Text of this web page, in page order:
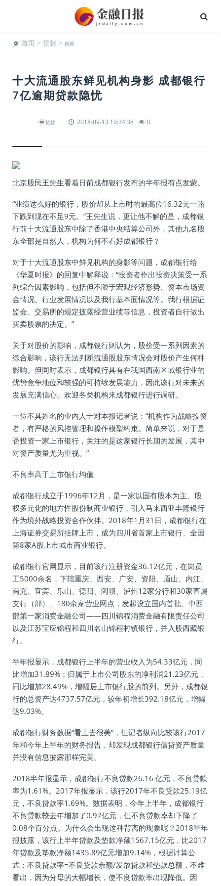
首页 > 贷款 > 内容
十大流通股东鲜见机构身影 成都银行
7亿逾期贷款隐忧
贷款 2018-09-13 10:34:38 0
北京股民王先生看着日前成都银行发布的半年报有点发蒙。
“业绩这么好的银行，股价却从上市时的最高位16.32元一路
下跌到现在不足9元。”王先生说，更让他不解的是，成都银
行前十大流通股东中除了香港中央结算公司外，其他九名股
东全部是自然人，机构为何不看好成都银行？
对于十大流通股东中鲜见机构的身影等问题，成都银行给
《华夏时报》的回复中解释说：“投资者作出投资决策受一系
列综合因素影响，包括但不限于宏观经济形势、资本市场资
金情况、行业发展情况以及我行基本面情况等。我行根据证
监会、交易所的规定披露经营业绩等信息，投资者自行做出
买卖股票的决定。”
关于对股价的影响，成都银行则认为，股价受一系列因素的
综合影响，该行无法判断流通股股东情况会对股价产生何种
影响。但同时表示，成都银行具有在我国西南区域银行业的
优势竞争地位和较强的可持续发展能力，因此该行对未来的
发展充满信心。欢迎各类机构来成都银行进行调研。
一位不具姓名的业内人士对本报记者说：“机构作为战略投资
者，有严格的风控管理和操作模型约束。简单来说，对于是
否投资一家上市银行，关注的是这家银行长期的发展，其中
对资产质量尤为重视。”
不良率高于上市银行均值
成都银行成立于1996年12月，是一家以国有股本为主、股
权多元化的地方性股份制商业银行，引入马来西亚丰隆银行
作为境外战略投资合作伙伴。2018年1月31日，成都银行在
上海证券交易所挂牌上市，成为四川省首家上市银行、全国
第8家A股上市城市商业银行。
成都银行官网显示，目前该行注册资金36.12亿元，在岗员
工5000余名，下辖重庆、西安、广安、资阳、眉山、内江、
南充、宜宾、乐山、德阳、阿坝、泸州12家分行和30家直属
支行（部）、180余家营业网点，发起设立国内首批、中西
部第一家消费金融公司——四川锦程消费金融有限责任公司
以及江苏宝应锦程和四川名山锦程村镇银行，并入股西藏银
行。
半年报显示，成都银行上半年的营业收入为54.33亿元，同
比增加31.89%；归属于上市公司股东的净利润21.23亿元，
同比增加28.49%，增幅居上市银行股的前列。另外，成都银
行的总资产达4737.57亿元，较年初增长392.18亿元，增幅
达9.03%。
成都银行财务数据“看上去很美”，但记者纵向比较该行2017
年和今年上半年的财务报告，却发现成都银行信贷资产质量
并没有信息披露那样完美。
2018半年报显示，成都银行不良贷款26.16 亿元，不良贷款
率为1.61%。2017年报显示，该行2017年不良贷款25.19亿
元，不良贷款率1.69%。数据表明，今年上半年，成都银行
不良贷款较去年增加了0.97亿元，但不良贷款率却下降了
0.08个百分点。为什么会出现这种背离的现象呢？2018半年
报披露，该行上半年贷款及垫款净额1567.15亿元，比2017
年贷款及垫款净额1435.89亿元增加9.14%，根据计算公
式：不良贷款率=不良贷款余额/发放贷款和垫款总额，不难
看出，因为分母的大幅增长，使不良贷款率出现降低。因